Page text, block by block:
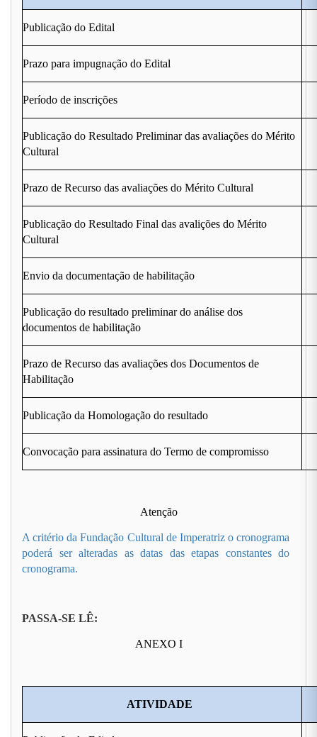
Publicação do Edital
Prazo para impugnação do Edital
Período de inscrições
Publicação do Resultado Preliminar das avaliações do Mérito
Cultural
Prazo de Recurso das avaliações do Mérito Cultural
Publicação do Resultado Final das avalições do Mérito
Cultural
Envio da documentação de habilitação
Publicação do resultado preliminar do análise dos
documentos de habilitação
Prazo de Recurso das avaliações dos Documentos de
Habilitação
Publicação da Homologação do resultado
Convocação para assinatura do Termo de compromisso
Atenção
A critério da Fundação Cultural de Imperatriz o cronograma
poderá ser alteradas as datas das etapas constantes do
cronograma.
PASSA-SE LÊ:
ANEXO I
ATIVIDADE